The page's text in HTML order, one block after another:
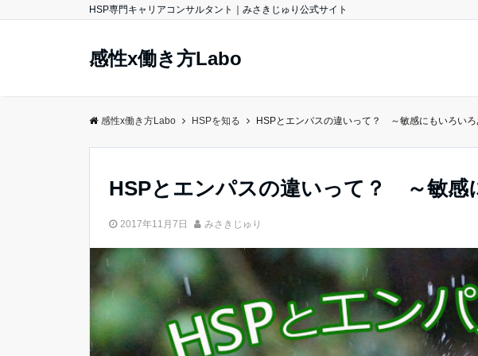
HSP専門キャリアコンサルタント｜みさきじゅり公式サイト
感性x働き方Labo
感性x働き方Labo HSPを知る HSPとエンパスの違いって？ ～敏感にもいろいろ
HSPとエンパスの違いって？ ～敏感
2017年11月7日 みさきじゅり